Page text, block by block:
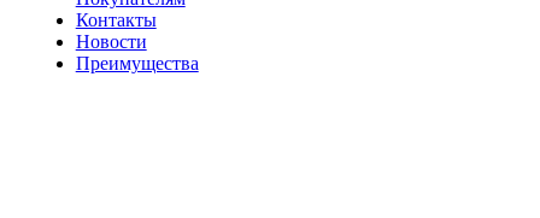
Контакты
Новости
Преимущества